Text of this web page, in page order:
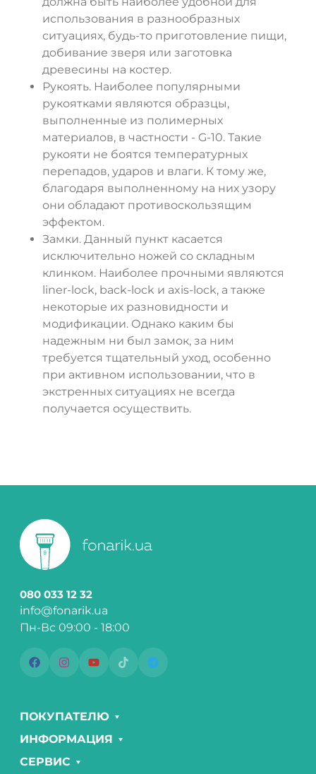
использования в разнообразных
ситуациях, будь-то приготовление пищи,
добивание зверя или заготовка
древесины на костер.
Рукоять. Наиболее популярными
рукоятками являются образцы,
выполненные из полимерных
материалов, в частности - G-10. Такие
рукояти не боятся температурных
перепадов, ударов и влаги. К тому же,
благодаря выполненному на них узору
они обладают противоскользящим
эффектом.
Замки. Данный пункт касается
исключительно ножей со складным
клинком. Наиболее прочными являются
liner-lock, back-lock и axis-lock, а также
некоторые их разновидности и
модификации. Однако каким бы
надежным ни был замок, за ним
требуется тщательный уход, особенно
при активном использовании, что в
экстренных ситуациях не всегда
получается осуществить.
080 033 12 32
info@fonarik.ua
Пн-Вс 09:00 - 18:00
ПОКУПАТЕЛЮ
ИНФОРМАЦИЯ
СЕРВИС